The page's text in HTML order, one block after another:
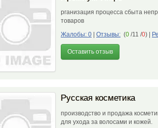
рганизация процесса сбыта
товаров
Жалобы: 0
Отзывы: (0 /11 /0)
Оставить отзыв
Русская косметика
производство и продажа
для ухода за волосами и кожей.